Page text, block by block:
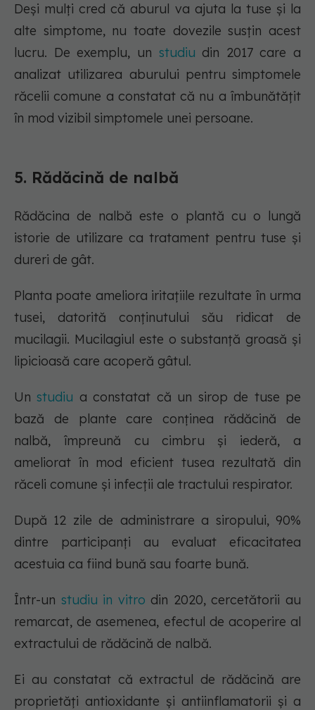
Deși mulți cred că aburul va ajuta la tuse și la
alte simptome, nu toate dovezile susțin acest
lucru. De exemplu, un studiu din 2017 care a
analizat utilizarea aburului pentru simptomele
răcelii comune a constatat că nu a îmbunătățit
în mod vizibil simptomele unei persoane.
5. Rădăcină de nalbă
Rădăcina de nalbă este o plantă cu o lungă
istorie de utilizare ca tratament pentru tuse și
dureri de gât.
Planta poate ameliora iritațiile rezultate în urma
tusei, datorită conținutului său ridicat de
mucilagii. Mucilagiul este o substanță groasă și
lipicioasă care acoperă gâtul.
Unstudiu a constatat că un sirop de tuse pe
bază de plante care conținea rădăcină de
nalbă, împreună cu cimbru și iederă, a
ameliorat în mod eficient tusea rezultată din
răceli comune și infecții ale tractului respirator.
După 12 zile de administrare a siropului, 90%
dintre participanți au evaluat eficacitatea
acestuia ca fiind bună sau foarte bună.
Într-un studiu in vitro din 2020, cercetătorii au
remarcat, de asemenea, efectul de acoperire al
extractului de rădăcină de nalbă.
Ei au constatat că extractul de rădăcină are
proprietăți antioxidante și antiinflamatorii și a